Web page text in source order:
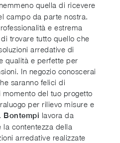
quella di ricevere
campo da parte nostra.
e estrema
trovare tutto quello che
arredative di
qualità e perfette per
In negozio conoscerai
saranno felici di
del tuo progetto
per rilievo misure e
Bontempi lavora da
contentezza della
arredative realizzate